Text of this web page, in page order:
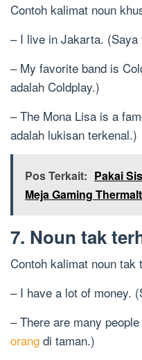
Contoh kalimat noun
– I live in Jakarta.
– My favorite band is
adalah Coldplay.)
– The Mona Lisa is a
adalah lukisan terkenal.)
Pos Terkait: Pakai
Meja Gaming
7. Noun tak
Contoh kalimat noun tak
– I have a lot of money.
– There are many
orang di taman.)